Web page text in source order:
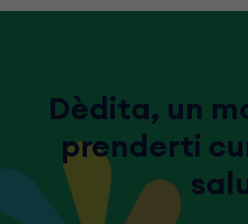
Dèdita, un
prenderti